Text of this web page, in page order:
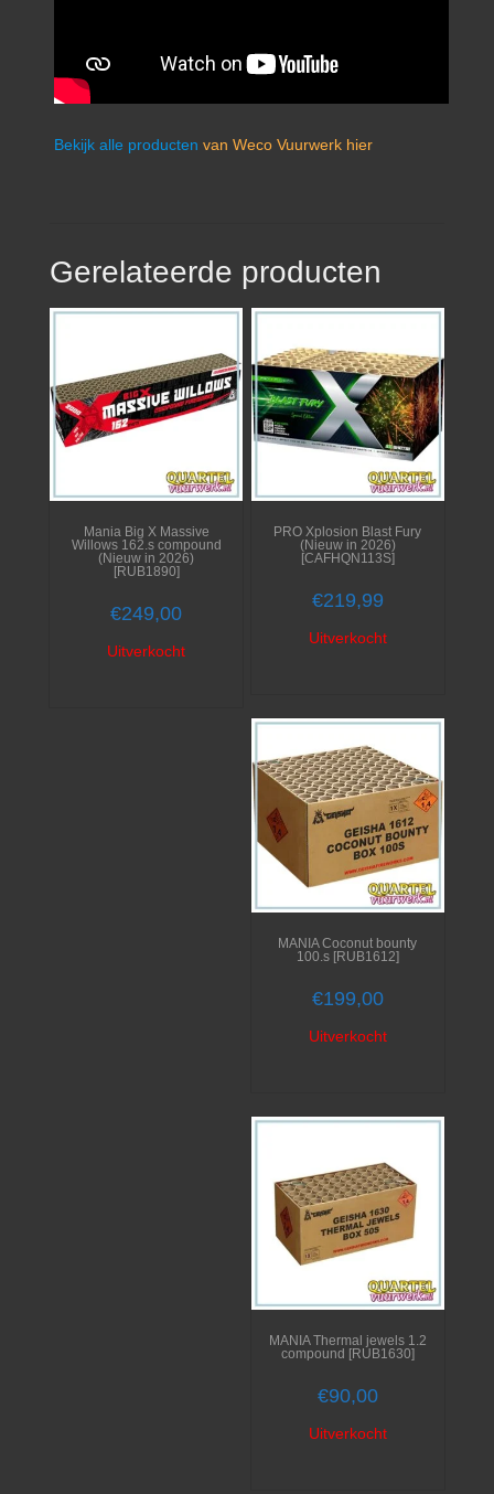
Bekijk alle producten van Weco Vuurwerk hier
Gerelateerde producten
Mania Big X Massive
Willows 162.s compound
(Nieuw in 2026)
[RUB1890]
€249,00
Uitverkocht
PRO Xplosion Blast Fury
(Nieuw in 2026)
[CAFHQN113S]
€219,99
Uitverkocht
MANIA Coconut bounty
100.s [RUB1612]
€199,00
Uitverkocht
MANIA Thermal jewels 1.2
compound [RUB1630]
€90,00
Uitverkocht